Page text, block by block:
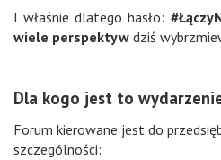
I właśnie dlatego hasło:
wiele perspektyw dziś
Dla kogo jest to
Forum kierowane jest do
szczególności: